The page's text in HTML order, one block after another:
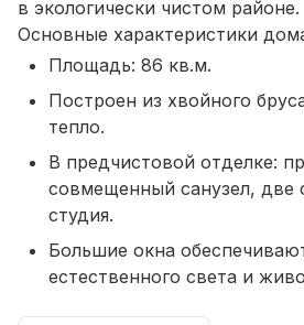
в экологически чистом районе.
Основные характеристики
Площадь: 86 кв.м.
Построен из хвойного
тепло.
В предчистовой отделке:
совмещенный санузел, две
студия.
Большие окна
естественного света и